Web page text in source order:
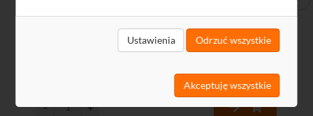
Ustawienia Odrzuć wszystkie
Akceptuję wszystkie